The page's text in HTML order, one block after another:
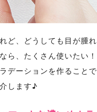
ど、どうしても目が腫れ
ら、 たくさん使いたい！
デーションを作ること
します♪